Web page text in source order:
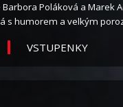
Poláková a Marek
s humorem a velkým
VSTUPENKY